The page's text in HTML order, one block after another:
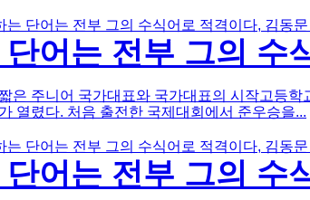
어는 전부 그의 수
은 주니어 국가대표와 국가대표의 시작고등
열렸다. 처음 출전한 국제대회에서 준우승을...
어는 전부 그의 수